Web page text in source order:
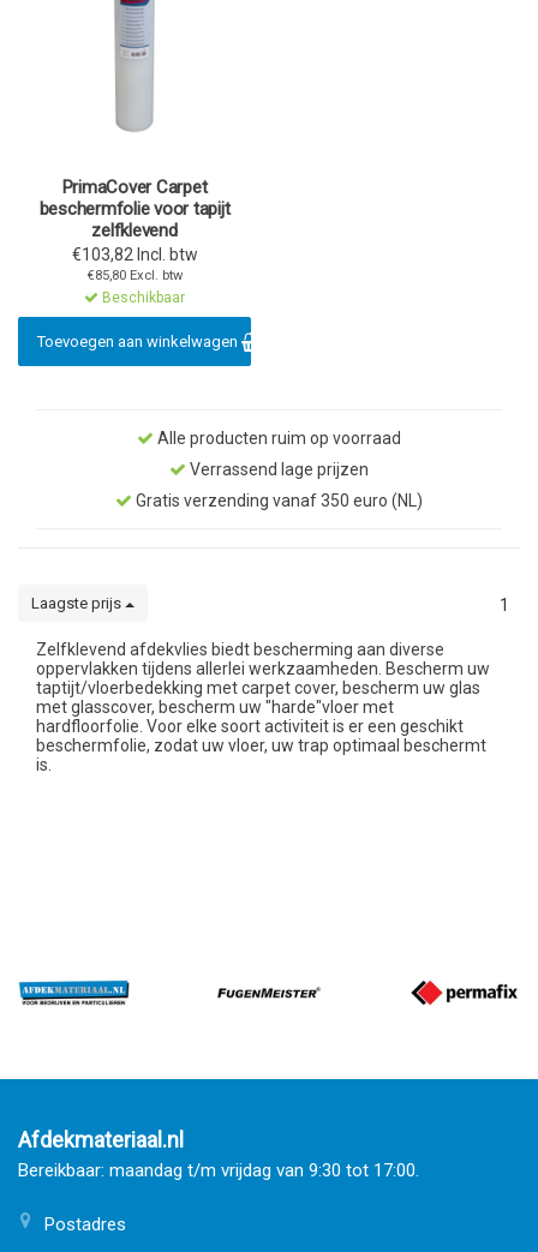
PrimaCover Carpet
beschermfolie voor tapijt
zelfklevend
€103,82 Incl. btw
€85,80 Excl. btw
Beschikbaar
Toevoegen aan winkelwagen
Alle producten ruim op voorraad
Verrassend lage prijzen
Gratis verzending vanaf 350 euro (NL)
Laagste prijs 1
Zelfklevend afdekvlies biedt bescherming aan diverse
oppervlakken tijdens allerlei werkzaamheden. Bescherm uw
taptijt/vloerbedekking met carpet cover, bescherm uw glas
met glasscover, bescherm uw "harde"vloer met
hardfloorfolie. Voor elke soort activiteit is er een geschikt
beschermfolie, zodat uw vloer, uw trap optimaal beschermt
is.
Afdekmateriaal.nl
Bereikbaar: maandag t/m vrijdag van 9:30 tot 17:00.
Postadres